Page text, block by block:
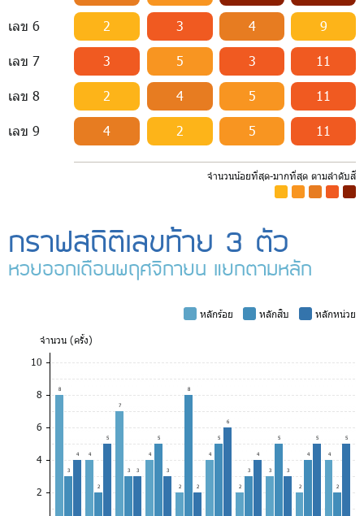
เลข 6 2 3 4 9
เลข 7 3 5 3 11
เลข 8 2 4 5 11
เลข 9 4 2 5 11
จำนวนน้อยที่สุด-มากที่สุด ตามลำดับสี
กราฟสถิติเลขท้าย 3 ตัว
หวยออกเดือนพฤศจิกายน แยกตามหลัก
หลักร้อย หลักสิบ
หลักหน่วย
จำนวน (ครั้ง)
10
8
6
4
2
8
3
4 4
2
5
7
3 3
4
5
3
2
8
2
4
5
6
2
3
4
3
5
3
2
4
5
4
2
5